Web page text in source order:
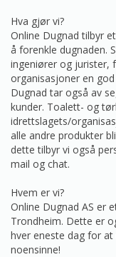
Hva gjør vi?
Online Dugnad tilbyr
å forenkle dugnaden.
ingeniører og jurister,
organisasjoner en
Dugnad tar også av
kunder. Toalett- og
idrettslagets/
alle andre produkter
dette tilbyr vi også
mail og chat.
Hvem er vi?
Online Dugnad AS er
Trondheim. Dette er
hver eneste dag for at
noensinne!